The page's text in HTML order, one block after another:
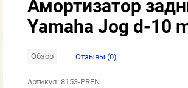
Амортизатор
Yamaha Jog d-10
Обзор Отзывы (0)
Артикул:8153-PREN